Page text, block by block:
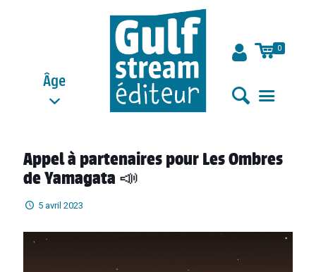
Âge
0
Appel à partenaires pour Les Ombres
de Yamagata 📣
5 avril 2023